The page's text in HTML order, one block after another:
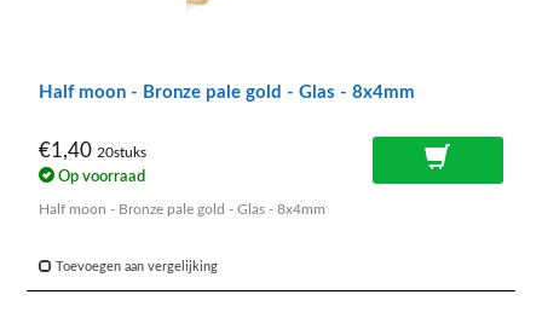
Half moon - Bronze pale gold - Glas - 8x4mm
€1,40 20stuks
Op voorraad
Half moon - Bronze pale gold - Glas - 8x4mm
Toevoegen aan vergelijking